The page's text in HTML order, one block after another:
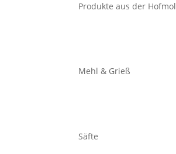
Produkte aus der
Mehl & Grieß
Säfte